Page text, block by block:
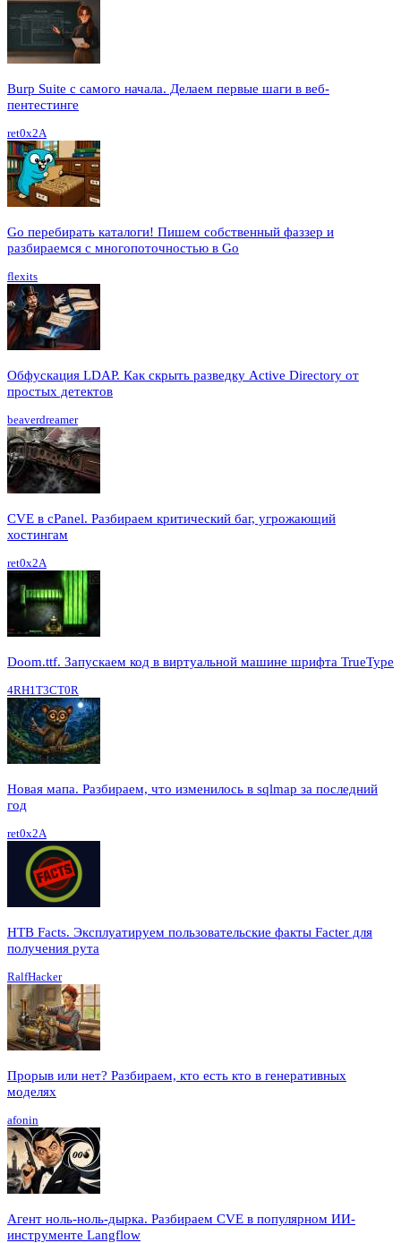
Burp Suite с самого начала. Делаем первые шаги в веб-
пентестинге
ret0x2A
Go перебирать каталоги! Пишем собственный фаззер и
разбираемся с многопоточностью в Go
flexits
Обфускация LDAP. Как скрыть разведку Active Directory от
простых детектов
beaverdreamer
CVE в cPanel. Разбираем критический баг, угрожающий
хостингам
ret0x2A
Doom.ttf. Запускаем код в виртуальной машине шрифта TrueType
4RH1T3CT0R
Новая мапа. Разбираем, что изменилось в sqlmap за последний
год
ret0x2A
HTB Facts. Эксплуатируем пользовательские факты Facter для
получения рута
RalfHacker
Прорыв или нет? Разбираем, кто есть кто в генеративных
моделях
afonin
Агент ноль-ноль-дырка. Разбираем CVE в популярном ИИ-
инструменте Langflow